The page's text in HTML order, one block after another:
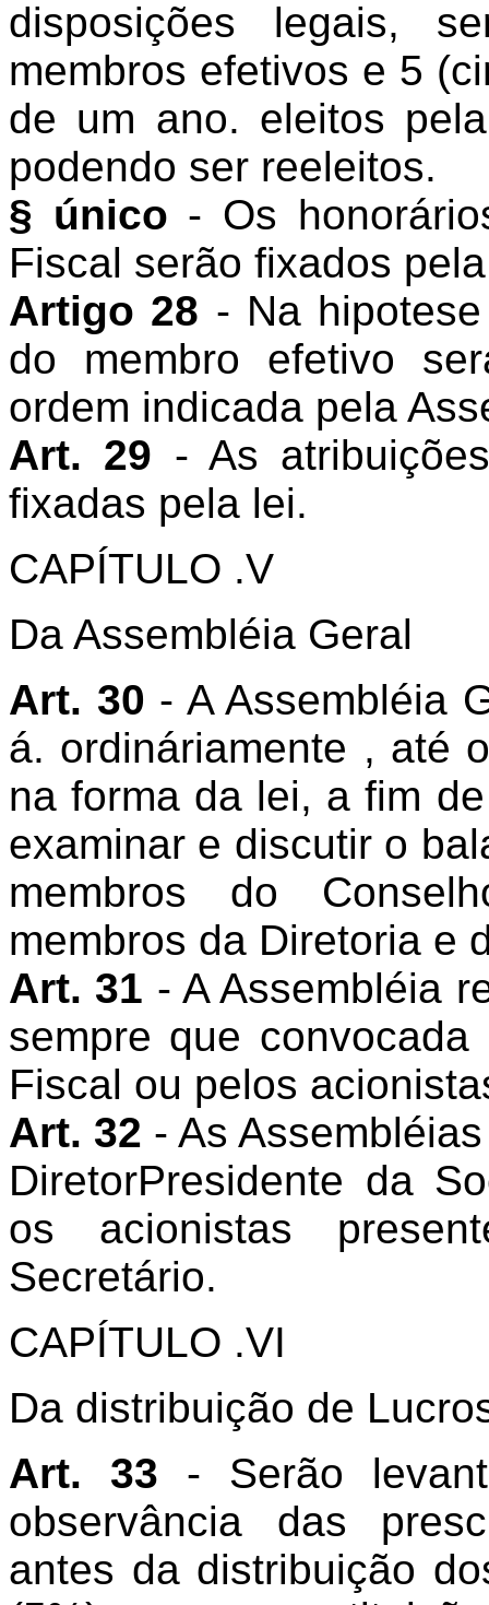
disposições legais,
membros efetivos e 5
de um ano. eleitos
podendo ser reeleitos.
§ único - Os
Fiscal serão fixados
Artigo 28 - Na
do membro efetivo
ordem indicada pela
Art. 29 - As
fixadas pela lei.
CAPÍTULO .V
Da Assembléia Geral
Art. 30 - A Assembléia
á. ordináriamente , até
na forma da lei, a fim
examinar e discutir o
membros do
membros da Diretoria e
Art. 31 - A Assembléia
sempre que
Fiscal ou pelos
Art. 32 - As
DiretorPresidente da
os acionistas
Secretário.
CAPÍTULO .VI
Da distribuição de
Art. 33 - Serão
observância das
antes da distribuição